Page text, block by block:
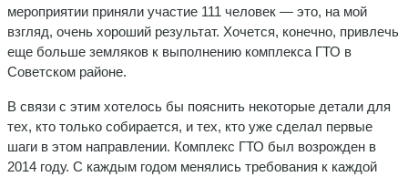
мероприятии приняли участие 111 человек — это, на мой
взгляд, очень хороший результат. Хочется, конечно, привлечь
еще больше земляков к выполнению комплекса ГТО в
Советском районе.
В связи с этим хотелось бы пояснить некоторые детали для
тех, кто только собирается, и тех, кто уже сделал первые
шаги в этом направлении. Комплекс ГТО был возрожден в
2014 году. С каждым годом менялись требования к каждой